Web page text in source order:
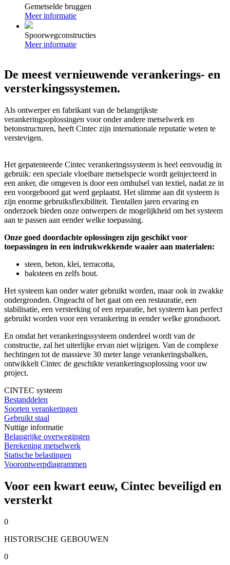
Gemetselde bruggen
Meer informatie
Spoorwegconstructies
Meer informatie
De meest vernieuwende verankerings- en
versterkingssystemen.
Als ontwerper en fabrikant van de belangrijkste
verankeringsoplossingen voor onder andere metselwerk en
betonstructuren, heeft Cintec zijn internationale reputatie weten te
verstevigen.
Het gepatenteerde Cintec verankeringssysteem is heel eenvoudig in
gebruik: een speciale vloeibare metselspecie wordt geïnjecteerd in
een anker, die omgeven is door een omhulsel van textiel, nadat ze in
een voorgeboord gat werd geplaatst. Het slimme aan dit systeem is
zijn enorme gebruiksflexibiliteit. Tientallen jaren ervaring en
onderzoek bieden onze ontwerpers de mogelijkheid om het systeem
aan te passen aan eender welke toepassing.
Onze goed doordachte oplossingen zijn geschikt voor
toepassingen in een indrukwekkende waaier aan materialen:
steen, beton, klei, terracotta,
baksteen en zelfs hout.
Het systeem kan onder water gebruikt worden, maar ook in zwakke
ondergronden. Ongeacht of het gaat om een restauratie, een
stabilisatie, een versterking of een reparatie, het systeem kan perfect
gebruikt worden voor een verankering in eender welke grondsoort.
En omdat het verankeringssysteem onderdeel wordt van de
constructie, zal het uiterlijke ervan niet wijzigen. Van de complexe
hechtingen tot de massieve 30 meter lange verankeringsbalken,
ontwikkelt Cintec de geschikte verankeringsoplossing voor uw
project.
CINTEC systeem
Bestanddelen
Soorten verankeringen
Gebruikt staal
Nuttige informatie
Belangrijke overwegingen
Berekening metselwerk
Statische belastingen
Voorontwerpdiagrammen
Voor een kwart eeuw, Cintec beveiligd en
versterkt
0
HISTORISCHE GEBOUWEN
0